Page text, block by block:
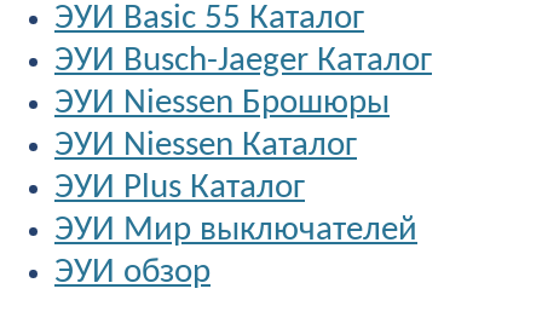
ЭУИ Basic 55 Каталог
ЭУИ Busch-Jaeger Каталог
ЭУИ Niessen Брошюры
ЭУИ Niessen Каталог
ЭУИ Plus Каталог
ЭУИ Мир выключателей
ЭУИ обзор